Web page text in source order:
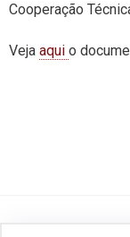
Cooperação
Veja aqui o